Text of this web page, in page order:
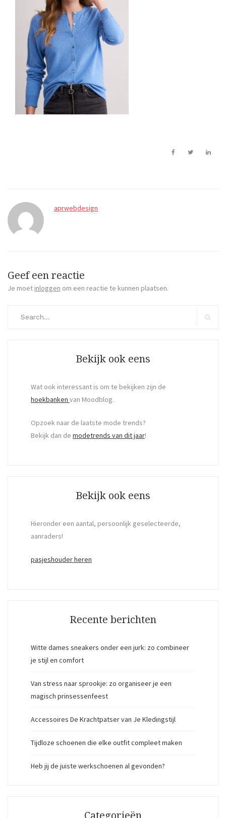
aprwebdesign
Geef een reactie
Je moet inloggen om een reactie te kunnen plaatsen.
Bekijk ook eens
Wat ook interessant is om te bekijken zijn de
hoekbanken van Moodblog.
Opzoek naar de laatste mode trends?
Bekijk dan de modetrends van dit jaar!
Bekijk ook eens
Hieronder een aantal, persoonlijk geselecteerde,
aanraders!
pasjeshouder heren
Recente berichten
Witte dames sneakers onder een jurk: zo combineer
je stijl en comfort
Van stress naar sprookje: zo organiseer je een
magisch prinsessenfeest
Accessoires De Krachtpatser van Je Kledingstijl
Tijdloze schoenen die elke outfit compleet maken
Heb jij de juiste werkschoenen al gevonden?